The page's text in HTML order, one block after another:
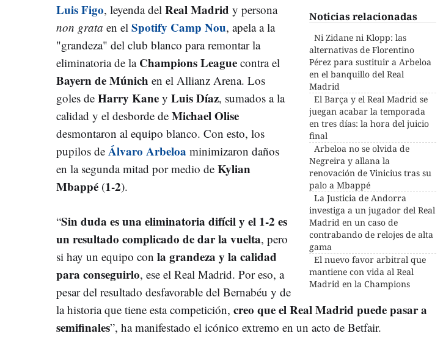
Noticias relacionadas
Ni Zidane ni Klopp: las
alternativas de Florentino
Pérez para sustituir a Arbeloa
en el banquillo del Real
Madrid
El Barça y el Real Madrid se
juegan acabar la temporada
en tres días: la hora del juicio
final
Arbeloa no se olvida de
Negreira y allana la
renovación de Vinicius tras su
palo a Mbappé
La Justicia de Andorra
investiga a un jugador del Real
Madrid en un caso de
contrabando de relojes de alta
gama
El nuevo favor arbitral que
mantiene con vida al Real
Madrid en la Champions
Luis Figo, leyenda del Real Madrid y persona
non grata en el Spotify Camp Nou, apela a la
"grandeza" del club blanco para remontar la
eliminatoria de la Champions League contra el
Bayern de Múnich en el Allianz Arena. Los
goles de Harry Kane y Luis Díaz, sumados a la
calidad y el desborde de Michael Olise
desmontaron al equipo blanco. Con esto, los
pupilos de Álvaro Arbeloa minimizaron daños
en la segunda mitad por medio de Kylian
Mbappé (1-2).
“Sin duda es una eliminatoria difícil y el 1-2 es
un resultado complicado de dar la vuelta, pero
si hay un equipo con la grandeza y la calidad
para conseguirlo, ese el Real Madrid. Por eso, a
pesar del resultado desfavorable del Bernabéu y de
la historia que tiene esta competición, creo que el Real Madrid puede pasar a
semifinales”, ha manifestado el icónico extremo en un acto de Betfair.